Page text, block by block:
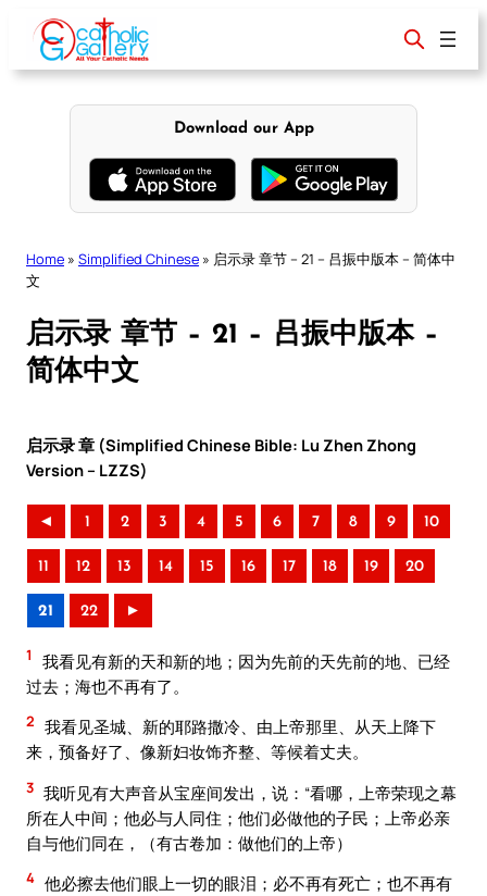
content
Download our App
Home » Simplified Chinese » 启示录 章节 – 21 – 吕振中版本 – 简体中
文
启示录 章节 – 21 – 吕振中版本 –
简体中文
启示录 章 (Simplified Chinese Bible: Lu Zhen Zhong
Version – LZZS)
◄ 1 2 3 4 5 6 7 8 9 10
11 12 13 14 15 16 17 18 19 20
21 22 ►
1
我看见有新的天和新的地；因为先前的天先前的地、已经
过去；海也不再有了。
2 我看见圣城、新的耶路撒冷、由上帝那里、从天上降下
来，预备好了、像新妇妆饰齐整、等候着丈夫。
3 我听见有大声音从宝座间发出，说：“看哪，上帝荣现之幕
所在人中间；他必与人同住；他们必做他的子民；上帝必亲
自与他们同在，（有古卷加：做他们的上帝）
4 他必擦去他们眼上一切的眼泪；必不再有死亡；也不再有